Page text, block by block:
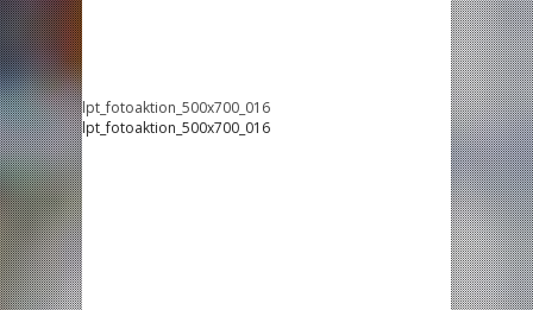
lpt_fotoaktion_500x700_016
lpt_fotoaktion_500x700_016